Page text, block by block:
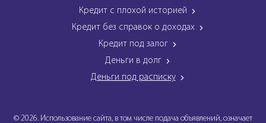
Кредит с плохой историей
Кредит без справок о доходах
Кредит под залог
Деньги в долг
Деньги под расписку
© 2026. Использование сайта, в том числе подача объявлений, означает